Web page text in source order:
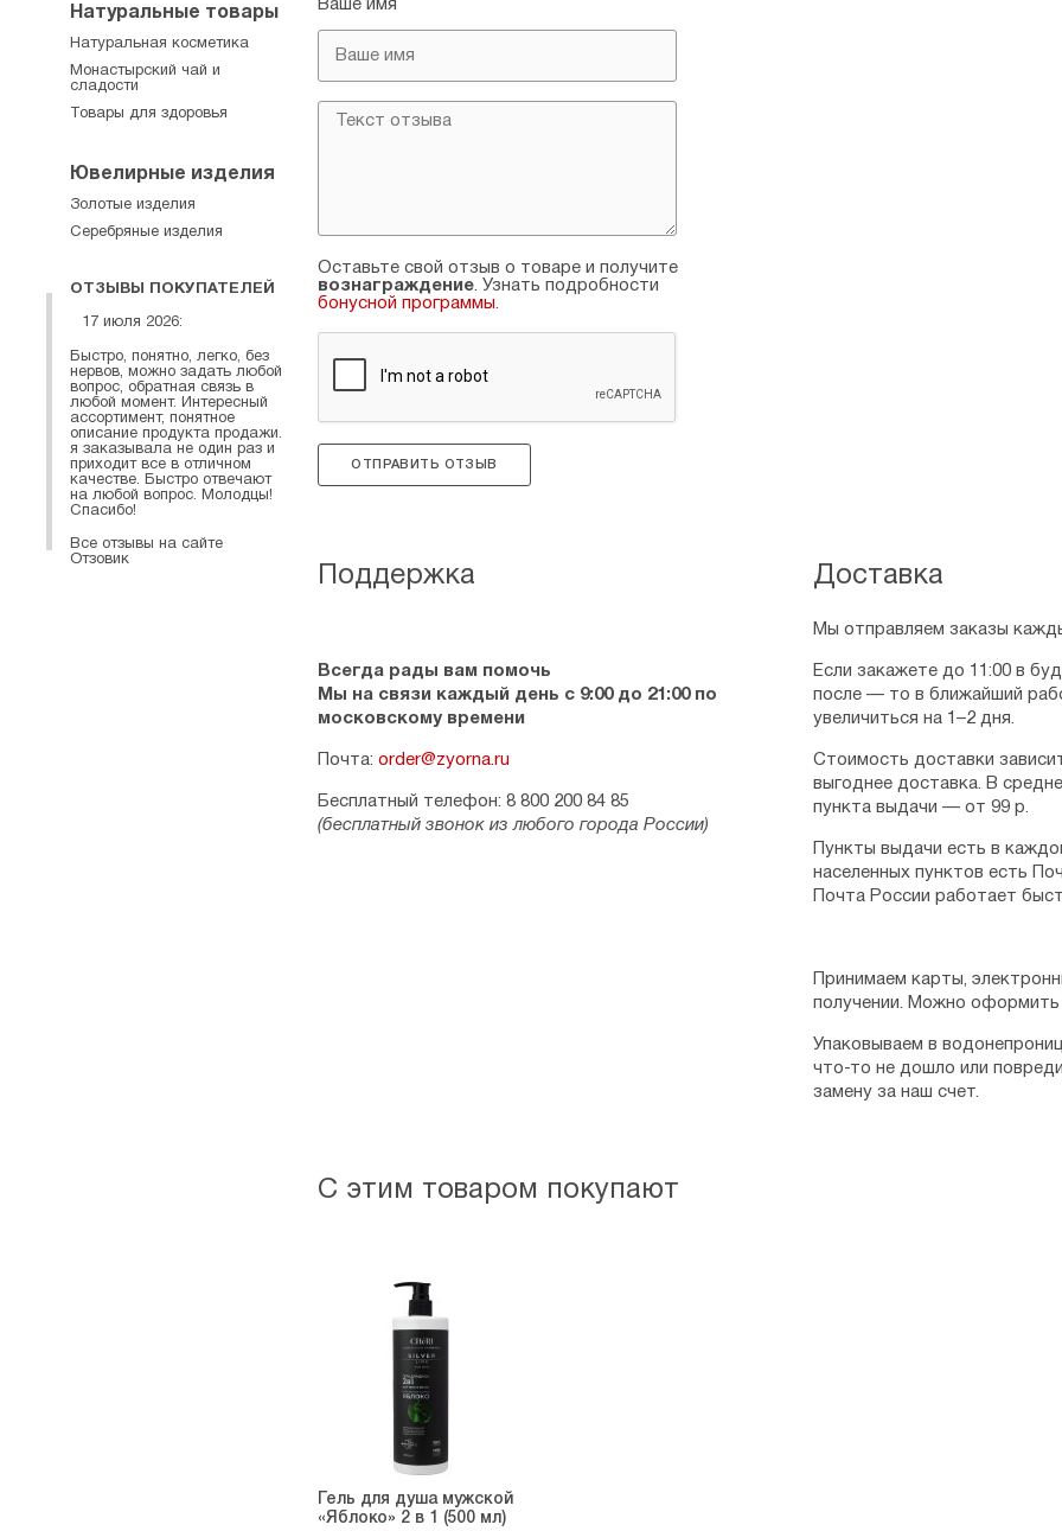
Ваше имя
Оставьте свой отзыв о товаре и получите
вознаграждение. Узнать подробности
бонусной программы.
ОТПРАВИТЬ ОТЗЫВ
Поддержка
Всегда рады вам помочь
Мы на связи каждый день с 9:00 до 21:00 по
московскому времени
Почта: order@zyorna.ru
Бесплатный телефон: 8 800 200 84 85
(бесплатный звонок из любого города России)
Доставка
Мы отправляем заказы
Если закажете до 11:00 в
после — то в ближайший
увеличиться на 1–2 дня.
Стоимость доставки
выгоднее доставка. В
пункта выдачи — от 99 р.
Пункты выдачи есть в
населенных пунктов есть
Почта России работает
Принимаем карты,
получении. Можно оформить
Упаковываем в
что-то не дошло или
замену за наш счет.
С этим товаром покупают
Гель для душа мужской
«Яблоко» 2 в 1 (500 мл)
Натуральные товары
Натуральная косметика
Монастырский чай и
сладости
Товары для здоровья
Ювелирные изделия
Золотые изделия
Серебряные изделия
ОТЗЫВЫ ПОКУПАТЕЛЕЙ
17 июля 2026:
Быстро, понятно, легко, без
нервов, можно задать любой
вопрос, обратная связь в
любой момент. Интересный
ассортимент, понятное
описание продукта продажи.
я заказывала не один раз и
приходит все в отличном
качестве. Быстро отвечают
на любой вопрос. Молодцы!
Спасибо!
Все отзывы на сайте
Отзовик